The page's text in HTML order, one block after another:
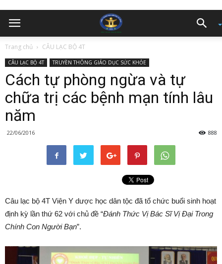
Trang chủ CÂU LẠC BỘ 4T
CÂU LẠC BỘ 4T TRUYỀN THÔNG GIÁO DỤC SỨC KHỎE
Cách tự phòng ngừa và tự
chữa trị các bệnh mạn tính lâu
năm
22/06/2016 888
Câu lạc bộ 4T Viện Y dược học dân tộc đã tổ chức buổi sinh hoạt
định kỳ lần thứ 62 với chủ đề “Đánh Thức Vị Bác Sĩ Vị Đại Trong
Chính Con Người Bạn”.